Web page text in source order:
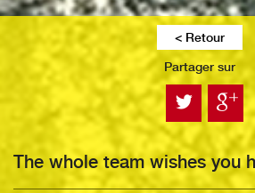
< Retour
Partager sur
The whole team wishes you